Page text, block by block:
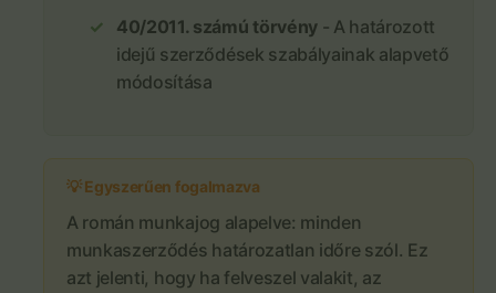
40/2011. számú törvény- A határozott
idejű szerződések szabályainak alapvető
módosítása
💡 Egyszerűen fogalmazva
A román munkajog alapelve: minden
munkaszerződés határozatlan időre szól. Ez
azt jelenti, hogy ha felveszel valakit, az